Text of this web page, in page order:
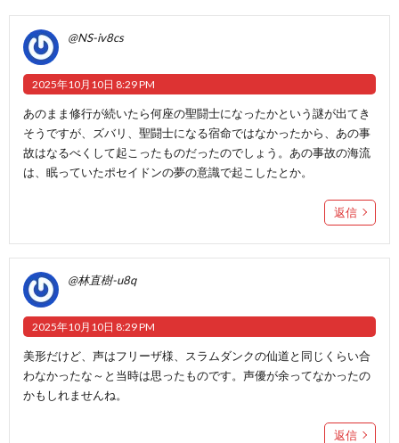
@NS-iv8cs
2025年10月10日 8:29 PM
あのまま修行が続いたら何座の聖闘士になったかという謎が出てき
そうですが、ズバリ、聖闘士になる宿命ではなかったから、あの事
故はなるべくして起こったものだったのでしょう。あの事故の海流
は、眠っていたポセイドンの夢の意識で起こしたとか。
返信
@林直樹-u8q
2025年10月10日 8:29 PM
美形だけど、声はフリーザ様、スラムダンクの仙道と同じくらい合
わなかったな～と当時は思ったものです。声優が余ってなかったの
かもしれませんね。
返信